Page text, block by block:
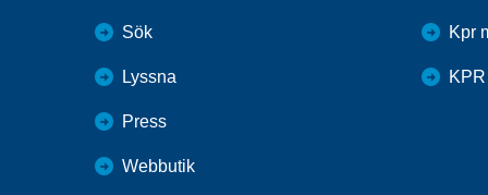
Sök
Lyssna
Press
Webbutik
Kpr